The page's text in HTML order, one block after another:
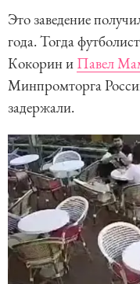
Это заведение
года. Тогда
Кокорин и Павел
Минпромторга
задержали.